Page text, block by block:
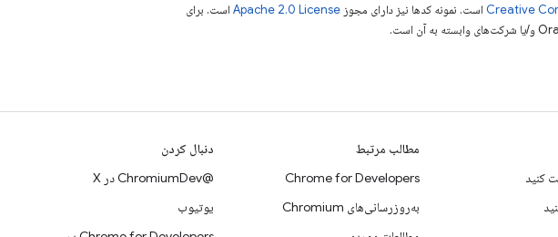
Creative است. نمونه کدها نیز دارای مجوز Apache 2.0 License است. برای
کنید
مطالب مرتبط
Chrome for Developers
به‌روزرسانی‌های Chromium
دنبال کردن
@ChromiumDev در X
یوتیوب